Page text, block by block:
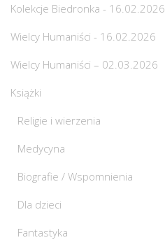
Kolekcje Biedronka - 16.02.2026
Wielcy Humaniści - 16.02.2026
Wielcy Humaniści – 02.03.2026
Książki
Religie i wierzenia
Medycyna
Biografie / Wspomnienia
Dla dzieci
Fantastyka